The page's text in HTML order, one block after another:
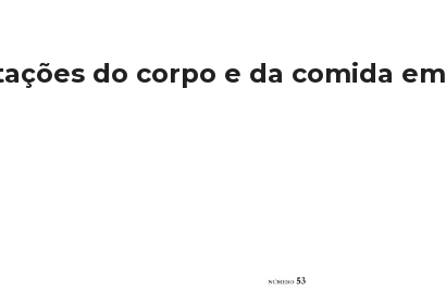
do corpo e da comida em